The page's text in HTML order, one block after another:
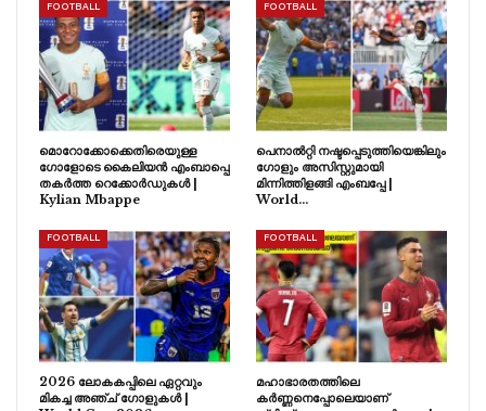
FOOTBALL
മൊറോക്കോക്കെതിരെയുള്ള
ഗോളോടെ കൈലിയൻ എംബാപ്പെ
തകർത്ത റെക്കോർഡുകൾ |
Kylian Mbappe
FOOTBALL
പെനാൽറ്റി നഷ്ടപ്പെടുത്തിയെങ്കിലും
ഗോളും അസിസ്റ്റുമായി
മിന്നിത്തിളങ്ങി എംബപ്പേ |
World…
FOOTBALL
2026 ലോകകപ്പിലെ ഏറ്റവും
മികച്ച അഞ്ച് ഗോളുകൾ |
FOOTBALL
മഹാഭാരതത്തിലെ
കർണ്ണനെപ്പോലെയാണ്